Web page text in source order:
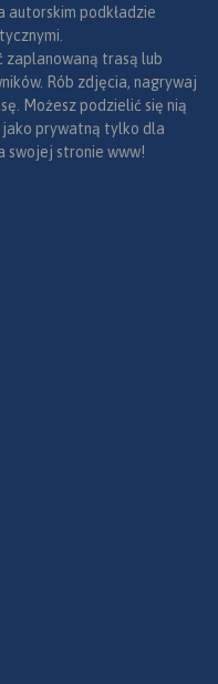
autorskim podkładzie
zaplanowaną trasą lub
Rób zdjęcia, nagrywaj
Możesz podzielić się nią
jako prywatną tylko dla
swojej stronie www!